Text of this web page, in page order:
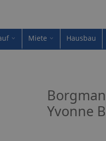
Miete Hausbau
Yvonne